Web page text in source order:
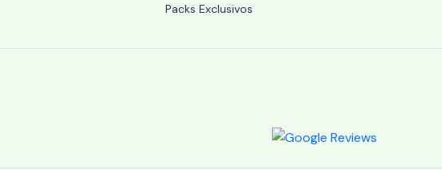
Packs Exclusivos